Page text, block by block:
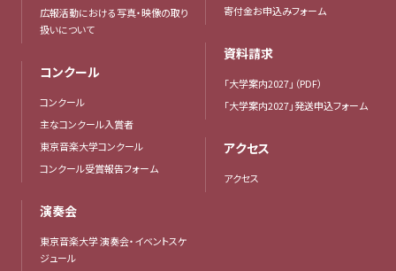
広報活動における写真・映像の取り
扱いについて
コンクール
コンクール
主なコンクール入賞者
東京音楽大学コンクール
コンクール受賞報告フォーム
演奏会
東京音楽大学 演奏会・イベントスケ
ジュール
寄付金お申込みフォーム
資料請求
「大学案内2027」（PDF）
「大学案内2027」発送申込フォーム
アクセス
アクセス